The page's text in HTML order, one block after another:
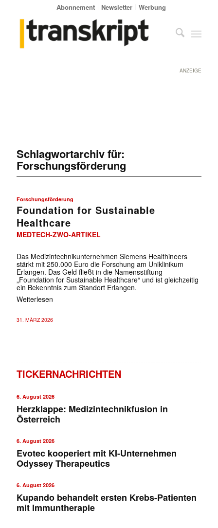
Abonnement Newsletter Werbung
ANZEIGE
Schlagwortarchiv für:
Forschungsförderung
Forschungsförderung
Foundation for Sustainable
Healthcare
MEDTECH-ZWO-ARTIKEL
Das Medizintechnikunternehmen Siemens Healthineers
stärkt mit 250.000 Euro die Forschung am Uniklinikum
Erlangen. Das Geld fließt in die Namensstiftung
„Foundation for Sustainable Healthcare“ und ist gleichzeitig
ein Bekenntnis zum Standort Erlangen.
Weiterlesen
31. MÄRZ 2026
TICKERNACHRICHTEN
6. August 2026
Herzklappe: Medizintechnikfusion in
Österreich
6. August 2026
Evotec kooperiert mit KI-Unternehmen
Odyssey Therapeutics
6. August 2026
Kupando behandelt ersten Krebs-Patienten
mit Immuntherapie